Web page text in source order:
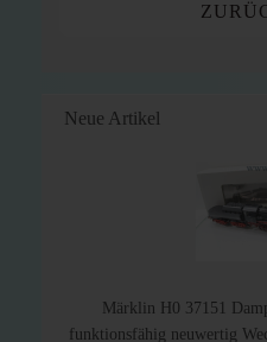
Neue Artikel
Märklin H0 37151
funktionsfähig neuwertig